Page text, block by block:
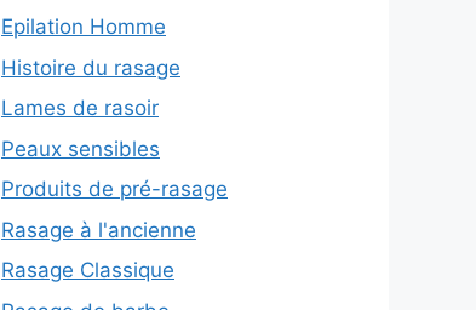
Epilation Homme
Histoire du rasage
Lames de rasoir
Peaux sensibles
Produits de pré-rasage
Rasage à l'ancienne
Rasage Classique